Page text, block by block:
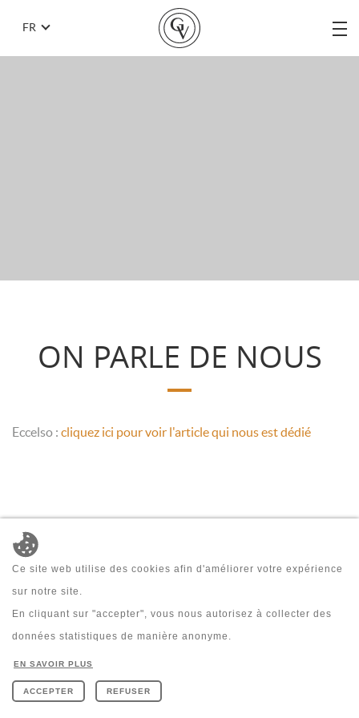
FR
ON PARLE DE NOUS
Eccelso : cliquez ici pour voir l'article qui nous est dédié
Ce site web utilise des cookies afin d'améliorer votre expérience
sur notre site.
En cliquant sur "accepter", vous nous autorisez à collecter des
données statistiques de manière anonyme.
EN SAVOIR PLUS
ACCEPTER
Création site internet IDcreation 2018